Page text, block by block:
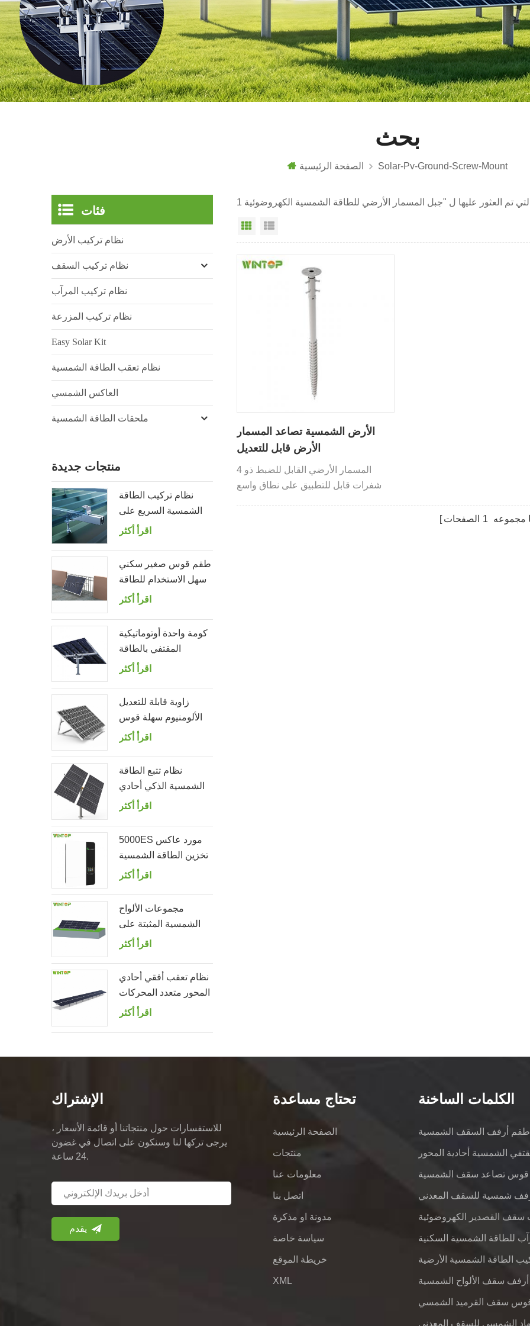
بحث
الصفحة الرئيسية Solar-Pv-Ground-Screw-Mount
عرض شبكي
الأرض الشمسية تصاعد المسمار
الأرض قابل للتعديل
المسمار الأرضي القابل للضبط ذو 4
شفرات قابل للتطبيق على نطاق واسع
مجموعه 1 الصفحات
فئات
نظام تركيب الأرض
نظام تركيب السقف
نظام تركيب المرآب
نظام تركيب المزرعة
Easy Solar Kit
نظام تعقب الطاقة الشمسية
العاكس الشمسي
ملحقات الطاقة الشمسية
منتجات جديدة
نظام تركيب الطاقة
الشمسية السريع على
سقف القصدير مع
اقرأ أكثر
طقم قوس صغير سكني
سهل الاستخدام للطاقة
الشمسية لشرفة المنزل
اقرأ أكثر
كومة واحدة أوتوماتيكية
المقتفي بالطاقة
الشمسية مع 10 لوحات
اقرأ أكثر
زاوية قابلة للتعديل
الألومنيوم سهلة قوس
لوحة للطاقة الشمسية
اقرأ أكثر
نظام تتبع الطاقة
الشمسية الذكي أحادي
الصف مزدوج
اقرأ أكثر
5000ES مورد عاكس
تخزين الطاقة الشمسية
خارج الشبكة
اقرأ أكثر
مجموعات الألواح
الشمسية المثبتة على
الأرض
اقرأ أكثر
نظام تعقب أفقي أحادي
المحور متعدد المحركات
اقرأ أكثر
الإشتراك
للاستفسارات حول منتجاتنا أو قائمة الأسعار ،
يرجى تركها لنا وسنكون على اتصال في غضون
24 ساعة.
تحتاج مساعدة
الصفحة الرئيسية
منتجات
معلومات عنا
اتصل بنا
مدونة او مذكرة
سياسة خاصة
خريطة الموقع
XML
الكلمات الساخنة
طقم أرفف السقف الشمسية
الشمسية أحادية المحور
قوس تصاعد سقف الشمسية
شمسية للسقف المعدني
سقف القصدير الكهروضوئية
الطاقة الشمسية الأرضية
سقف الألواح الشمسية
سقف القرميد الشمسي
الشمسي للسقف المعدني